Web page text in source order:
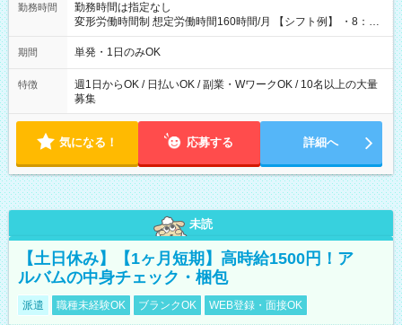
勤務時間
勤務時間は指定なし
変形労働時間制 想定労働時間160時間/月 【シフト例】 ・8：00
～21：00
期間 単発・1日のみOK
特徴
週1日からOK / 日払いOK / 副業・WワークOK / 10名以上の大量
募集
気になる！ 応募する 詳細へ
未読
【土日休み】【1ヶ月短期】高時給1500円！ア
ルバムの中身チェック・梱包
派遣 職種未経験OK ブランクOK WEB登録・面接OK